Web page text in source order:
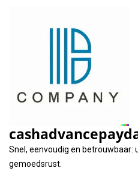
Snel, eenvoudig en betrouwbaar:
gemoedsrust.
Tips voor
geld